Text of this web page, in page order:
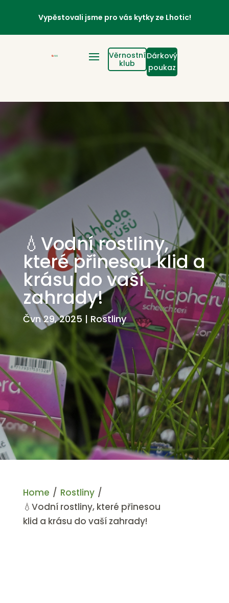
Vypěstovali jsme pro vás kytky ze Lhotic!
Věrnostní
klub
Dárkový
poukaz
💧Vodní rostliny,
které přinesou klid a
krásu do vaší
zahrady!
Čvn 29, 2025 | Rostliny
Home / Rostliny /
💧Vodní rostliny, které přinesou
klid a krásu do vaší zahrady!